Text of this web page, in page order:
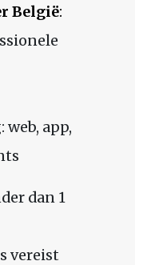
België:
app,
dan 1
vereist